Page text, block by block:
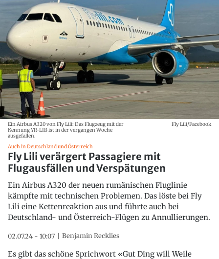
Ein Airbus A320 von Fly Lili: Das Flugzeug mit der
Kennung YR-LIB ist in der vergangen Woche
ausgefallen.
Fly Lili/Facebook
Auch in Deutschland und Österreich
Fly Lili verärgert Passagiere mit
Flugausfällen und Verspätungen
Ein Airbus A320 der neuen rumänischen Fluglinie
kämpfte mit technischen Problemen. Das löste bei Fly
Lili eine Kettenreaktion aus und führte auch bei
Deutschland- und Österreich-Flügen zu Annullierungen.
02.07.24 - 10:07 Benjamin Recklies
Es gibt das schöne Sprichwort «Gut Ding will Weile